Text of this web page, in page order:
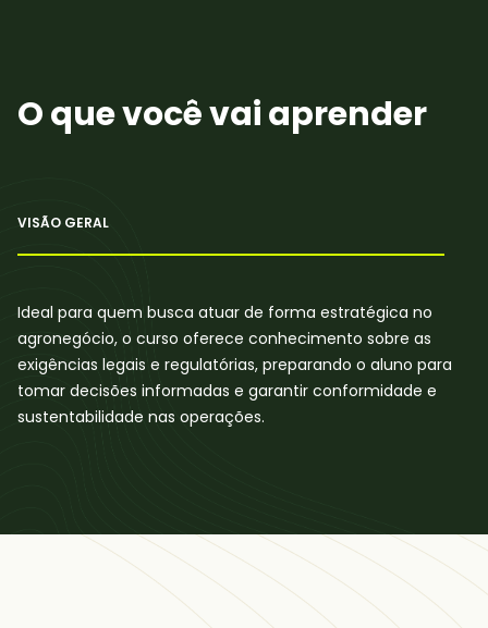
O que você vai aprender
VISÃO GERAL
Ideal para quem busca atuar de forma estratégica no
agronegócio, o curso oferece conhecimento sobre as
exigências legais e regulatórias, preparando o aluno para
tomar decisões informadas e garantir conformidade e
sustentabilidade nas operações.